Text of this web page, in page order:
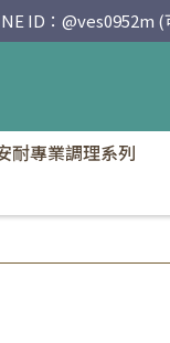
ID：@ves0952m
耐專業調理系列